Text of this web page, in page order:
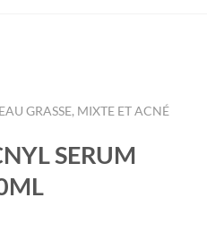
GRASSE, MIXTE ET ACNÉ
SERUM